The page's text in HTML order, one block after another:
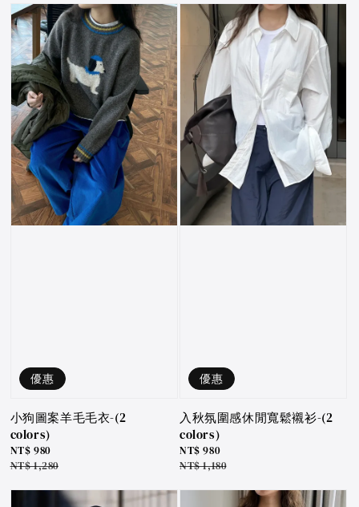
優惠
小狗圖案羊毛毛衣-(2
colors)
Sale
price
NT$ 980
Regular
NT$ 1,280
優惠
入秋氛圍感休閒寬鬆襯衫-(2
colors)
Sale
price
NT$ 980
Regular
NT$ 1,180